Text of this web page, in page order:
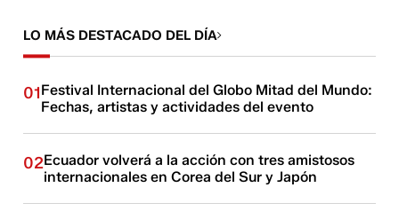
LO MÁS DESTACADO DEL DÍA
01Festival Internacional del Globo Mitad del Mundo:
Fechas, artistas y actividades del evento
02Ecuador volverá a la acción con tres amistosos
internacionales en Corea del Sur y Japón